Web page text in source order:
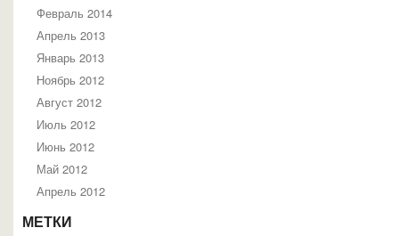
Февраль 2014
Апрель 2013
Январь 2013
Ноябрь 2012
Август 2012
Июль 2012
Июнь 2012
Май 2012
Апрель 2012
МЕТКИ